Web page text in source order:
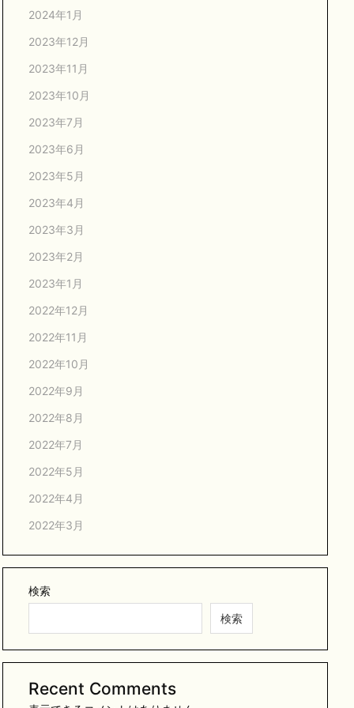
2024年1月
2023年12月
2023年11月
2023年10月
2023年7月
2023年6月
2023年5月
2023年4月
2023年3月
2023年2月
2023年1月
2022年12月
2022年11月
2022年10月
2022年9月
2022年8月
2022年7月
2022年5月
2022年4月
2022年3月
検索
検索
Recent Comments